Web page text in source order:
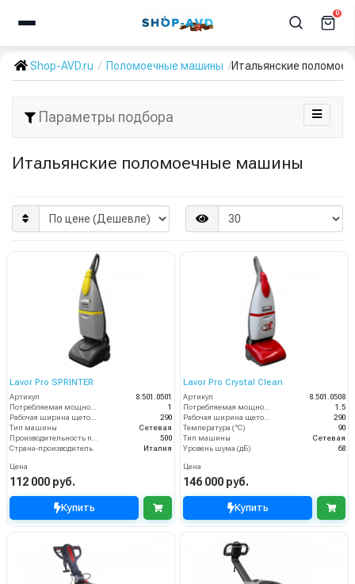
0
Shop-AVD.ru Поломоечные машины Итальянские
Параметры подбора
Итальянские поломоечные машины
Lavor Pro SPRINTER
Артикул
8.501.0501
1
290
Тип машины
Сетевая
500
Страна-производитель
Италия
Цена
112 000 руб.
Купить
Lavor Pro Crystal Clean
Артикул
8.501.0508
1.5
290
Температура (°C)
90
Тип машины
Сетевая
Уровень шума (дБ)
68
Цена
146 000 руб.
Купить